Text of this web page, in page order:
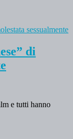
di
e tutti hanno